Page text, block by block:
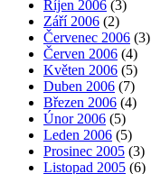
Říjen 2006 (3)
Září 2006 (2)
Červenec 2006 (3)
Červen 2006 (4)
Květen 2006 (5)
Duben 2006 (7)
Březen 2006 (4)
Únor 2006 (5)
Leden 2006 (5)
Prosinec 2005 (3)
Listopad 2005 (6)